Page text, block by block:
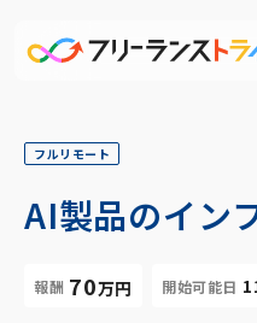
フルリモート
AI製品のイン
報酬 70万円 開始可能日